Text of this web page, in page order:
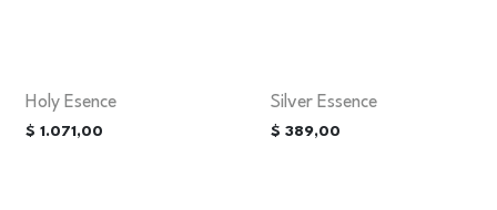
Holy Esence
$ 1.071,00
Silver Essence
$ 389,00